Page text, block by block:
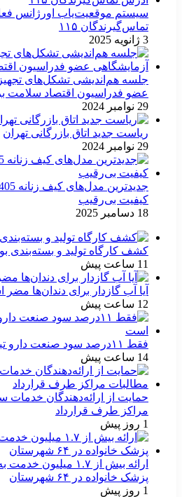
سیستم موقعیت‌یاب اورژانس
تماس‌گیرندگان ۱۱۵
3 ژانویه 2025
جلسه هم‌اندیشی تشکل‌های
عضو فدراسیون اقتصاد سلامت
29 نوامبر 2024
ریاست جدید اتاق بازرگانی تهران
29 نوامبر 2024
کیفیت بی‌رقیب
18 دسامبر 2025
کشف کارگاه تولید و بسته‌بندی
11 ساعت پیش
آیا آب گازدار برای دندان‌ها
12 ساعت پیش
فقط ۱۱‌درصد سود صنعت دارو تبدیل به نقدینگی شده است
14 ساعت پیش
حمایت از ارائه‌دهندگان خدمات
مراکز طرف قرارداد
1 روز پیش
ارائه بیش از ۱.۷
پزشک خانواده در ۶۴ شهرستان
1 روز پیش